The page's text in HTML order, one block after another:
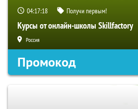
04:17:17 Получи первым!
Курсы от онлайн-школы Skillfactory
Россия
Промокод